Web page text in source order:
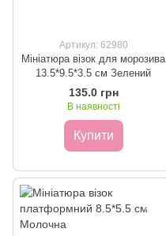
Артикул: 62980
Мініатюра візок для морозива
13.5*9.5*3.5 см Зелений
135.0 грн
В наявності
Купити